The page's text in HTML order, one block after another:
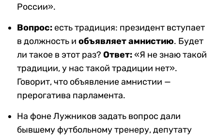
России».
Вопрос:есть традиция: президент вступает
в должность и объявляет амнистию. Будет
ли такое в этот раз? Ответ:«Я не знаю такой
традиции, у нас такой традиции нет».
Говорит, что объявление амнистии —
прерогатива парламента.
На фоне Лужников задать вопрос дали
бывшему футбольному тренеру, депутату